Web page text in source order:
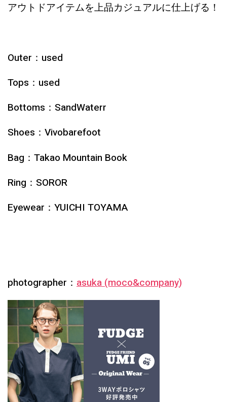
アウトドアイテムを上品カジュアルに仕上げる！
Outer：used
Tops：used
Bottoms：SandWaterr
Shoes：Vivobarefoot
Bag：Takao Mountain Book
Ring：SOROR
Eyewear：YUICHI TOYAMA
photographer： asuka (moco&company)